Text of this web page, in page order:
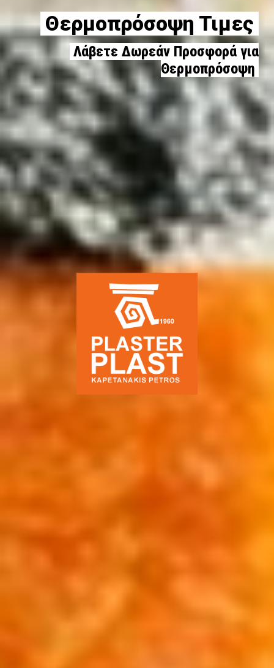
Θερμοπρόσοψη Τιμες
Λάβετε Δωρεάν Προσφορά για
Θερμοπρόσοψη